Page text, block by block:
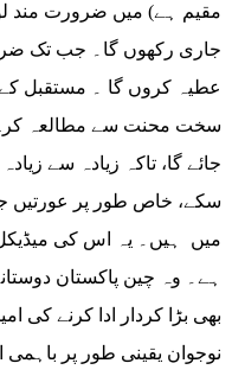
مقیم ہے) میں ضرورت مند
جاری رکھوں گا۔ جب تک
عطیہ کروں گا ۔ مستقبل
سخت محنت سے مطالعہ
جائے گا، تاکہ زیادہ سے
سکے، خاص طور پر عورتیں
میں ہیں۔ یہ اس کی
ہے۔ وہ چین پاکستان
بھی بڑا کردار ادا کرنے کی
نوجوان یقینی طور پر باہمی